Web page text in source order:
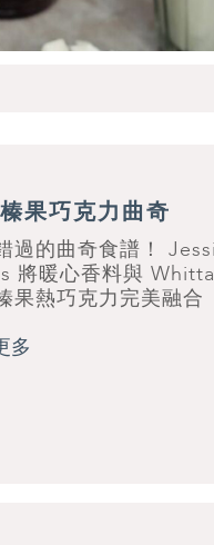
果巧克力曲奇
過的曲奇食譜！
將暖心香料與
果熱巧克力完美融合
多